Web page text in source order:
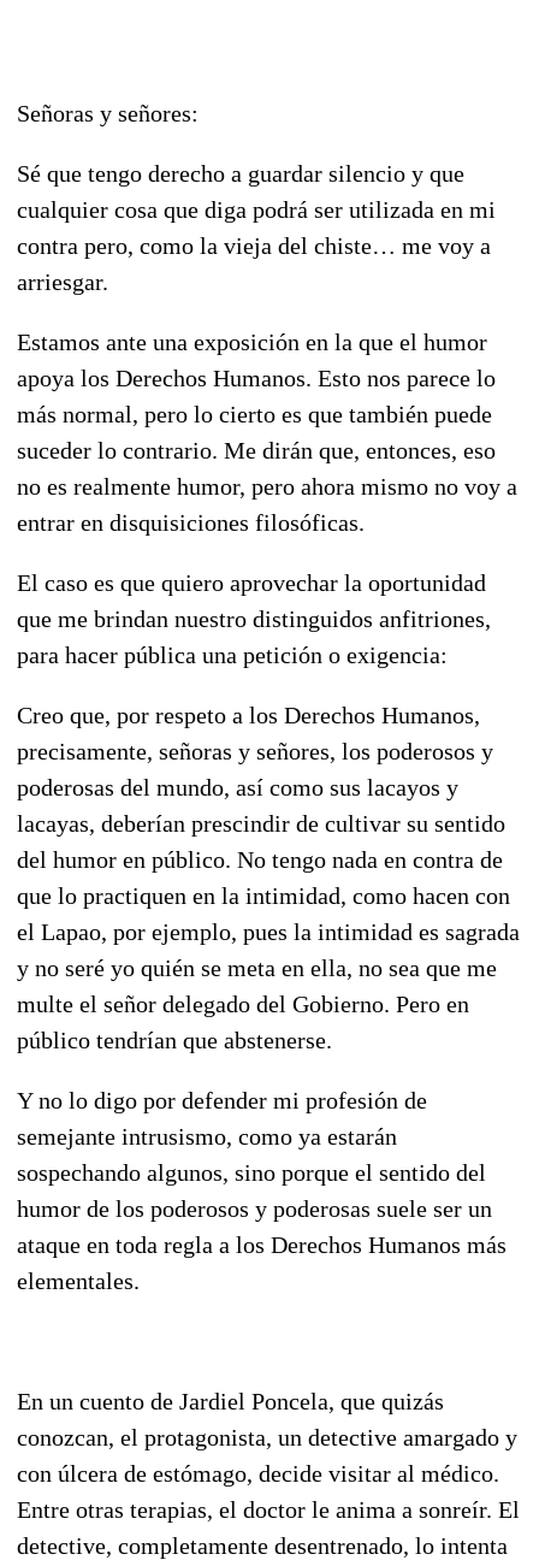
Señoras y señores:
Sé que tengo derecho a guardar silencio y que
cualquier cosa que diga podrá ser utilizada en mi
contra pero, como la vieja del chiste… me voy a
arriesgar.
Estamos ante una exposición en la que el humor
apoya los Derechos Humanos. Esto nos parece lo
más normal, pero lo cierto es que también puede
suceder lo contrario. Me dirán que, entonces, eso
no es realmente humor, pero ahora mismo no voy a
entrar en disquisiciones filosóficas.
El caso es que quiero aprovechar la oportunidad
que me brindan nuestro distinguidos anfitriones,
para hacer pública una petición o exigencia:
Creo que, por respeto a los Derechos Humanos,
precisamente, señoras y señores, los poderosos y
poderosas del mundo, así como sus lacayos y
lacayas, deberían prescindir de cultivar su sentido
del humor en público. No tengo nada en contra de
que lo practiquen en la intimidad, como hacen con
el Lapao, por ejemplo, pues la intimidad es sagrada
y no seré yo quién se meta en ella, no sea que me
multe el señor delegado del Gobierno. Pero en
público tendrían que abstenerse.
Y no lo digo por defender mi profesión de
semejante intrusismo, como ya estarán
sospechando algunos, sino porque el sentido del
humor de los poderosos y poderosas suele ser un
ataque en toda regla a los Derechos Humanos más
elementales.
En un cuento de Jardiel Poncela, que quizás
conozcan, el protagonista, un detective amargado y
con úlcera de estómago, decide visitar al médico.
Entre otras terapias, el doctor le anima a sonreír. El
detective, completamente desentrenado, lo intenta